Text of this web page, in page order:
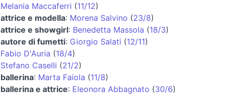
Melania Maccaferri (11/12)
attrice e modella: Morena Salvino (23/8)
attrice e showgirl: Benedetta Massola (18/3)
autore di fumetti: Giorgio Salati (12/11)
Fabio D'Auria (18/4)
Stefano Caselli (21/2)
ballerina: Marta Faiola (11/8)
ballerina e attrice: Eleonora Abbagnato (30/6)